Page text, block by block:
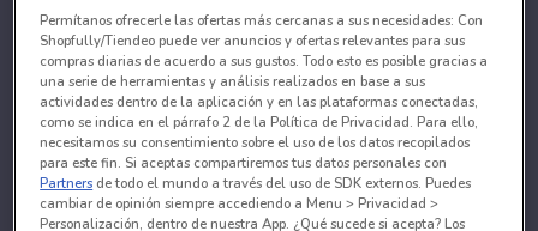
Permítanos ofrecerle las ofertas más cercanas a sus necesidades: Con
Shopfully/Tiendeo puede ver anuncios y ofertas relevantes para sus
compras diarias de acuerdo a sus gustos. Todo esto es posible gracias a
una serie de herramientas y análisis realizados en base a sus
actividades dentro de la aplicación y en las plataformas conectadas,
como se indica en el párrafo 2 de la Política de Privacidad. Para ello,
necesitamos su consentimiento sobre el uso de los datos recopilados
para este fin. Si aceptas compartiremos tus datos personales con
Partners de todo el mundo a través del uso de SDK externos. Puedes
cambiar de opinión siempre accediendo a Menu > Privacidad >
Personalización, dentro de nuestra App. ¿Qué sucede si acepta? Los